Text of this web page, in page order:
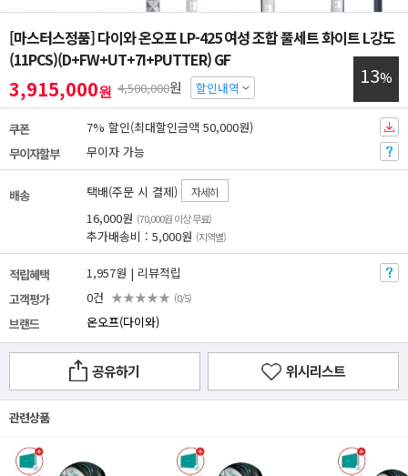
[마스터스정품] 다이와 온오프 LP-425 여성 조합 풀세트 화이트 L강도
(11PCS)(D+FW+UT+7I+PUTTER) GF
3,915,000원 4,500,000원 할인내역 13%
쿠폰
7% 할인(최대할인금액 50,000원)
무이자할부
무이자 가능
배송 택배(주문 시 결제) 자세히
16,000원 (70,000원 이상 무료)
추가배송비 : 5,000원 (지역별)
적립혜택
1,957원 | 리뷰적립
고객평가
0건 ★★★★★ (0/5)
브랜드 온오프(다이와)
공유하기 위시리스트
관련상품